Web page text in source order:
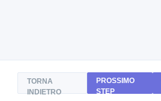
TORNA
INDIETRO
PROSSIMO
STEP